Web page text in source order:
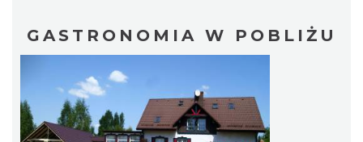
GASTRONOMIA W POBLIŻU